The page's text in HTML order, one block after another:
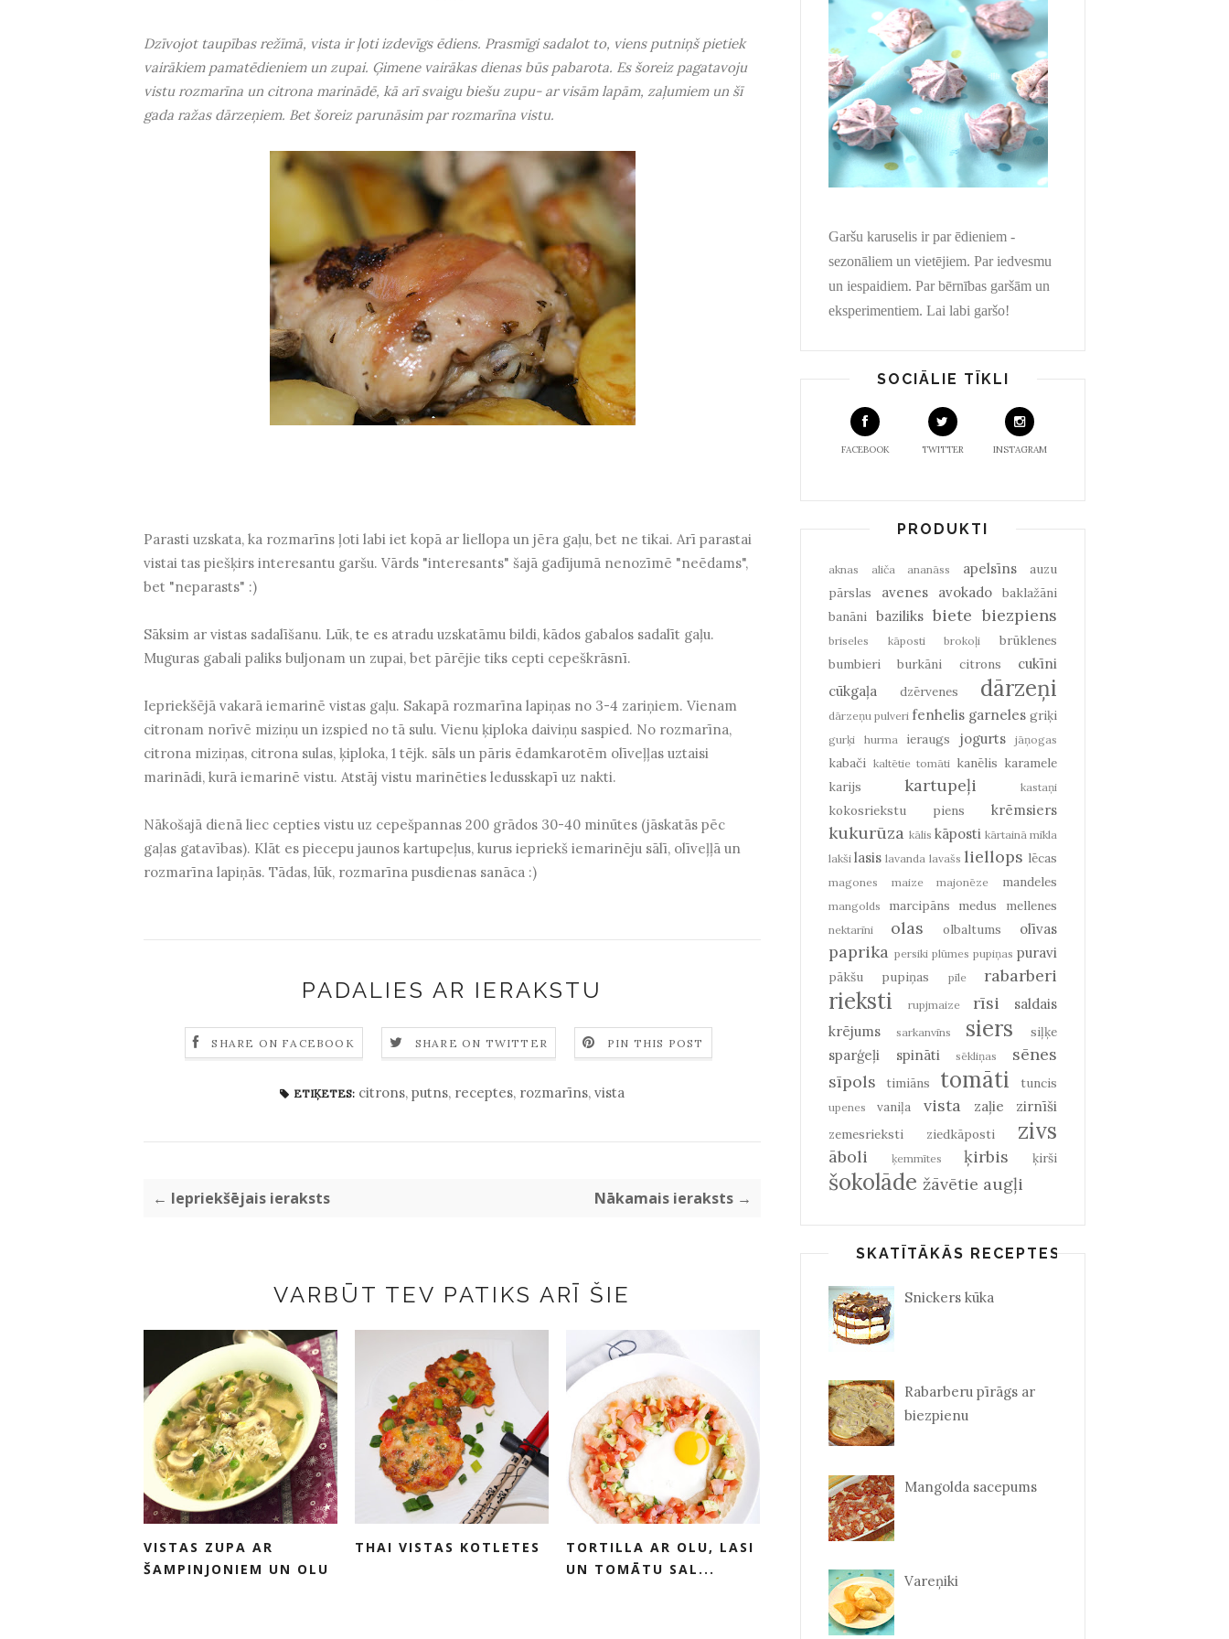
Dzīvojot taupības režīmā, vista ir ļoti izdevīgs ēdiens. Prasmīgi sadalot to, viens putniņš pietiek
vairākiem pamatēdieniem un zupai. Ģimene vairākas dienas būs pabarota. Es šoreiz pagatavoju
vistu rozmarīna un citrona marinādē, kā arī svaigu biešu zupu- ar visām lapām, zaļumiem un šī
gada ražas dārzeņiem. Bet šoreiz parunāsim par rozmarīna vistu.
Parasti uzskata, ka rozmarīns ļoti labi iet kopā ar liellopa un jēra gaļu, bet ne tikai. Arī parastai
vistai tas piešķirs interesantu garšu. Vārds "interesants" šajā gadījumā nenozīmē "neēdams",
bet "neparasts" :)
Sāksim ar vistas sadalīšanu. Lūk, te es atradu uzskatāmu bildi, kādos gabalos sadalīt gaļu.
Muguras gabali paliks buljonam un zupai, bet pārējie tiks cepti cepeškrāsnī.
Iepriekšējā vakarā iemarinē vistas gaļu. Sakapā rozmarīna lapiņas no 3-4 zariņiem. Vienam
citronam norīvē miziņu un izspied no tā sulu. Vienu ķiploka daiviņu saspied. No rozmarīna,
citrona miziņas, citrona sulas, ķiploka, 1 tējk. sāls un pāris ēdamkarotēm olīveļļas uztaisi
marinādi, kurā iemarinē vistu. Atstāj vistu marinēties ledusskapī uz nakti.
Nākošajā dienā liec cepties vistu uz cepešpannas 200 grādos 30-40 minūtes (jāskatās pēc
gaļas gatavības). Klāt es piecepu jaunos kartupeļus, kurus iepriekš iemarinēju sālī, olīveļļā un
rozmarīna lapiņās. Tādas, lūk, rozmarīna pusdienas sanāca :)
PADALIES AR IERAKSTU
SHARE ON FACEBOOK SHARE ON TWITTER PIN THIS POST
ETIĶETES: citrons, putns, receptes, rozmarīns, vista
← Iepriekšējais ieraksts Nākamais ieraksts →
VARBŪT TEV PATIKS ARĪ ŠIE
VISTAS ZUPA AR
ŠAMPINJONIEM UN OLU
THAI VISTAS KOTLETES
TORTILLA AR OLU, LASI
UN TOMĀTU SAL...
Garšu karuselis ir par ēdieniem -
sezonāliem un vietējiem. Par iedvesmu
un iespaidiem. Par bērnības garšām un
eksperimentiem. Lai labi garšo!
SOCIĀLIE TĪKLI
FACEBOOK TWITTER INSTAGRAM
PRODUKTI
aknas aliča ananāss apelsīns
auzu
pārslas
avenes avokado
baklažāni
banāni baziliks biete biezpiens
briseles kāposti brokoļi
brūklenes
bumbieri
burkāni citrons
cukīni
cūkgaļa
dzērvenes dārzeņi
dārzeņu pulveri fenhelis garneles griķi
gurķi hurma ieraugs jogurts jāņogas
kabači kaltētie tomāti kanēlis karamele
karijs
kartupeļi kastaņi
kokosriekstu piens krēmsiers
kukurūza kālis kāposti kārtainā mīkla
lakši lasis lavanda lavašs liellops lēcas
magones maize majonēze mandeles
mangolds marcipāns medus mellenes
nektarīni olas olbaltums olīvas
paprika persiki plūmes pupiņas puravi
pākšu pupiņas pīle rabarberi
rieksti rupjmaize rīsi
saldais
krējums
sarkanvīns siers siļķe
sparģeļi spināti sēkliņas
sēnes
sīpols
timiāns tomāti tuncis
upenes vaniļa vista zaļie zirnīši
zemesrieksti ziedkāposti zivs
āboli ķemmītes ķirbis ķirši
šokolāde žāvētie augļi
SKATĪTĀKĀS RECEPTES
Snickers kūka
Rabarberu pīrāgs ar
biezpienu
Mangolda sacepums
Vareņiki